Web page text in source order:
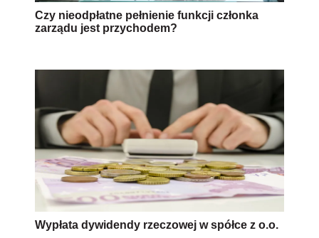
Czy nieodpłatne pełnienie funkcji członka
zarządu jest przychodem?
Wypłata dywidendy rzeczowej w spółce z o.o.